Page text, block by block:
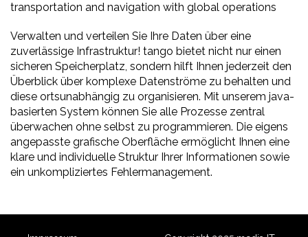
transportation and navigation with global operations
Verwalten und verteilen Sie Ihre Daten über eine
zuverlässige Infrastruktur! tango bietet nicht nur einen
sicheren Speicherplatz, sondern hilft Ihnen jederzeit den
Überblick über komplexe Datenströme zu behalten und
diese ortsunabhängig zu organisieren. Mit unserem java-
basierten System können Sie alle Prozesse zentral
überwachen ohne selbst zu programmieren. Die eigens
angepasste grafische Oberfläche ermöglicht Ihnen eine
klare und individuelle Struktur Ihrer Informationen sowie
ein unkompliziertes Fehlermanagement.